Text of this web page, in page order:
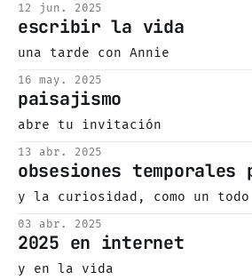
12 jun. 2025
escribir la vida
una tarde con Annie
16 may. 2025
paisajismo
abre tu invitación
13 abr. 2025
obsesiones temporales
y la curiosidad, como un todo
03 abr. 2025
2025 en internet
y en la vida